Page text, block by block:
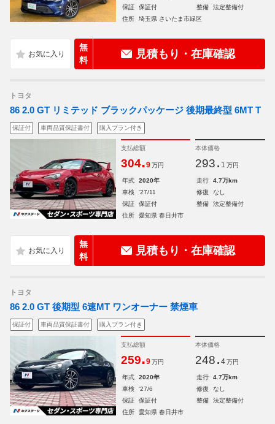
保証
保証付 整備
法定整備付
住所
埼玉県 さいたま市緑区
無
料
見積もり・在庫確認
トヨタ
86 2.0 GT リミテッド ブラックパッケージ 後期最終型 6MT T
保証付 車両品質保証書付 購入プラン付き
支払総額
304.9 万円
本体価格
293. 1 万円
年式 2020年 走行
4.7万km
車検
'27/11 修復
なし
保証
保証付 整備
法定整備付
住所
愛知県 春日井市
無
料
見積もり・在庫確認
トヨタ
86 2.0 GT 後期型 6速MT ワンオーナー 禁煙車
保証付 車両品質保証書付 購入プラン付き
支払総額
259.9 万円
本体価格
248. 4 万円
年式 2020年 走行
4.7万km
車検
'27/6 修復
なし
保証
保証付 整備
法定整備付
住所
愛知県 春日井市